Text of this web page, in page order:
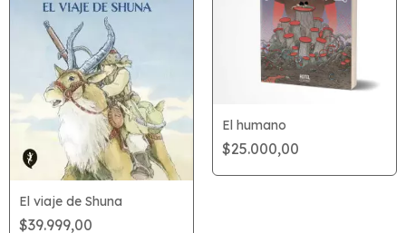
El viaje de Shuna
$39.999,00
El humano
$25.000,00